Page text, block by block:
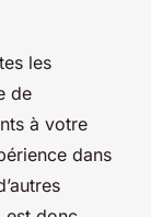
les
de
à votre
dans